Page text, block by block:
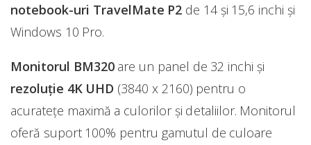
notebook-uri TravelMate P2 de 14 și 15,6 inchi și
Windows 10 Pro.
Monitorul BM320are un panel de 32 inchi și
rezoluție 4K UHD (3840 x 2160) pentru o
acuratețe maximă a culorilor și detaliilor. Monitorul
oferă suport 100% pentru gamutul de culoare